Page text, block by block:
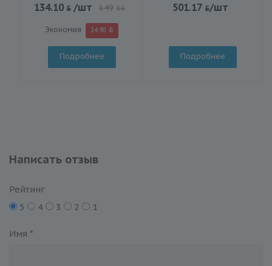
134.10 /шт 149 BYN
Экономия 14.90
Подробнее
501.17 /шт
Подробнее
Написать отзыв
Рейтинг
5
4 3 2 1
Имя *